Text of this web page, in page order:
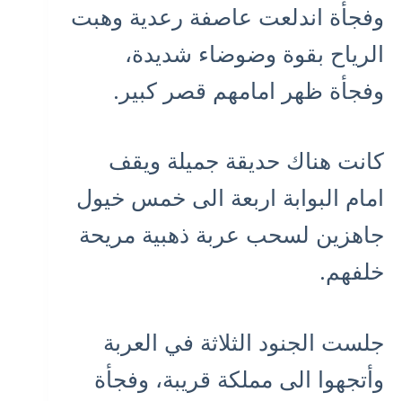
وفجأة اندلعت عاصفة رعدية وهبت
الرياح بقوة وضوضاء شديدة،
وفجأة ظهر امامهم قصر كبير.
كانت هناك حديقة جميلة ويقف
امام البوابة اربعة الى خمس خيول
جاهزين لسحب عربة ذهبية مريحة
خلفهم.
جلست الجنود الثلاثة في العربة
وأتجهوا الى مملكة قريبة، وفجأة